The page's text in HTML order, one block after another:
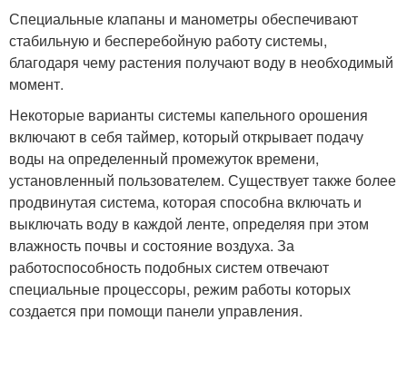
Специальные клапаны и манометры обеспечивают
стабильную и бесперебойную работу системы,
благодаря чему растения получают воду в необходимый
момент.
Некоторые варианты системы капельного орошения
включают в себя таймер, который открывает подачу
воды на определенный промежуток времени,
установленный пользователем. Существует также более
продвинутая система, которая способна включать и
выключать воду в каждой ленте, определяя при этом
влажность почвы и состояние воздуха. За
работоспособность подобных систем отвечают
специальные процессоры, режим работы которых
создается при помощи панели управления.